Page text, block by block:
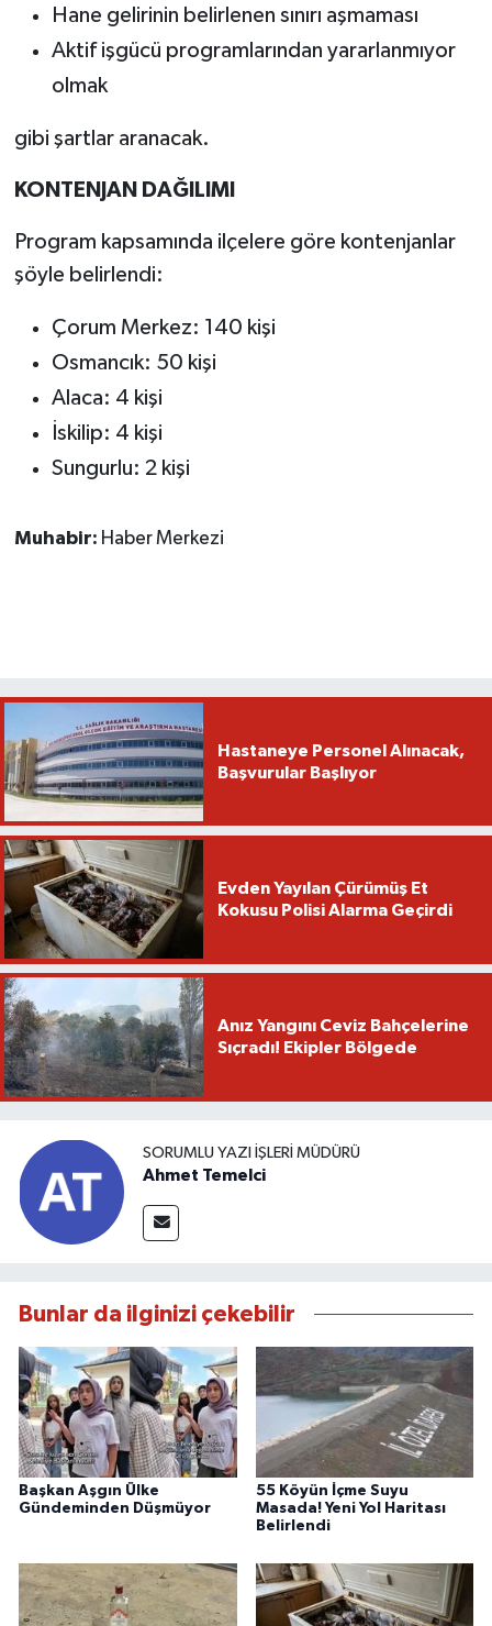
Hane gelirinin belirlenen sınırı aşmaması
Aktif işgücü programlarından yararlanmıyor
olmak
gibi şartlar aranacak.
KONTENJAN DAĞILIMI
Program kapsamında ilçelere göre kontenjanlar
şöyle belirlendi:
Çorum Merkez: 140 kişi
Osmancık: 50 kişi
Alaca: 4 kişi
İskilip: 4 kişi
Sungurlu: 2 kişi
Muhabir: Haber Merkezi
Hastaneye Personel Alınacak,
Başvurular Başlıyor
Evden Yayılan Çürümüş Et
Kokusu Polisi Alarma Geçirdi
Anız Yangını Ceviz Bahçelerine
Sıçradı! Ekipler Bölgede
SORUMLU YAZI İŞLERI MÜDÜRÜ
Ahmet Temelci
Bunlar da ilginizi çekebilir
Başkan Aşgın Ülke
Gündeminden Düşmüyor
55 Köyün İçme Suyu
Masada! Yeni Yol Haritası
Belirlendi